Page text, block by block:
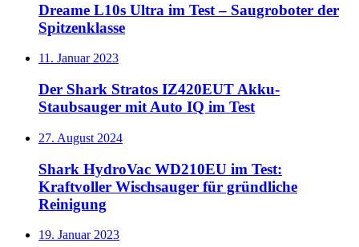
Dreame L10s Ultra im Test – Saugroboter der
Spitzenklasse
11. Januar 2023
Der Shark Stratos IZ420EUT Akku-
Staubsauger mit Auto IQ im Test
27. August 2024
Shark HydroVac WD210EU im Test:
Kraftvoller Wischsauger für gründliche
Reinigung
19. Januar 2023